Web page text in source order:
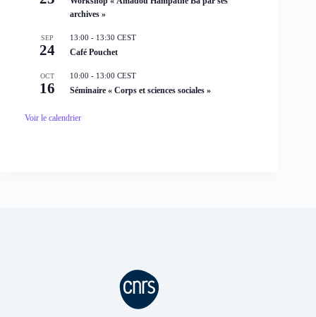
archives »
SEP
24
13:00 - 13:30 CEST
Café Pouchet
OCT
16
10:00 - 13:00 CEST
Séminaire « Corps et sciences sociales »
Voir le calendrier